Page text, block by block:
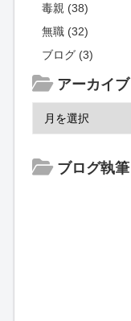
毒親 (38)
無職 (32)
ブログ (3)
アーカイブ
ブログ執筆